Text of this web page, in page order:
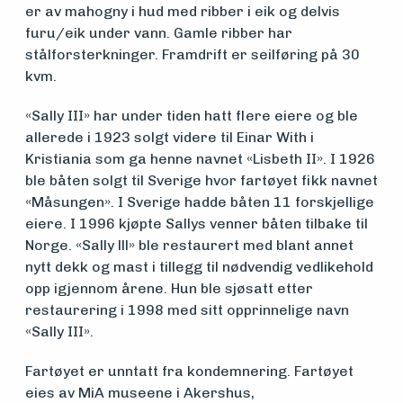
Søk
om
midler
Vern,
vedlikehold
og drift
Om
er av mahogny i hud med ribber i eik og delvis
furu/eik under vann. Gamle ribber har
stålforsterkninger. Framdrift er seilføring på 30
kvm.
«Sally III» har under tiden hatt flere eiere og ble
allerede i 1923 solgt videre til Einar With i
Kristiania som ga henne navnet «Lisbeth II». I 1926
ble båten solgt til Sverige hvor fartøyet fikk navnet
«Måsungen». I Sverige hadde båten 11 forskjellige
eiere. I 1996 kjøpte Sallys venner båten tilbake til
Norge. «Sally lll» ble restaurert med blant annet
nytt dekk og mast i tillegg til nødvendig vedlikehold
opp igjennom årene. Hun ble sjøsatt etter
restaurering i 1998 med sitt opprinnelige navn
«Sally III».
Fartøyet er unntatt fra kondemnering. Fartøyet
eies av MiA museene i Akershus,